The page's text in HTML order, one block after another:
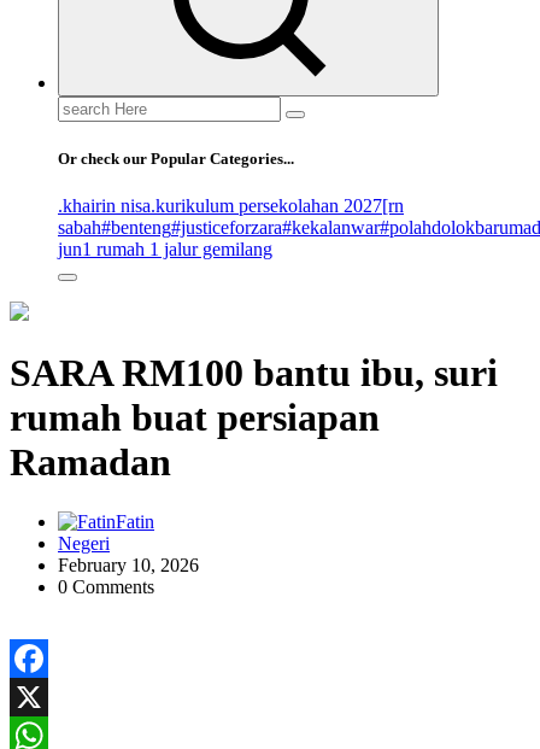
Search
for:
Or check our Popular Categories...
.khairin nisa.kurikulum persekolahan 2027[rn
sabah#benteng#justiceforzara#kekalanwar
jun1 rumah 1 jalur gemilang
SARA RM100 bantu ibu, suri
rumah buat persiapan
Ramadan
Fatin
Negeri
February 10, 2026
0 Comments
Facebook
X